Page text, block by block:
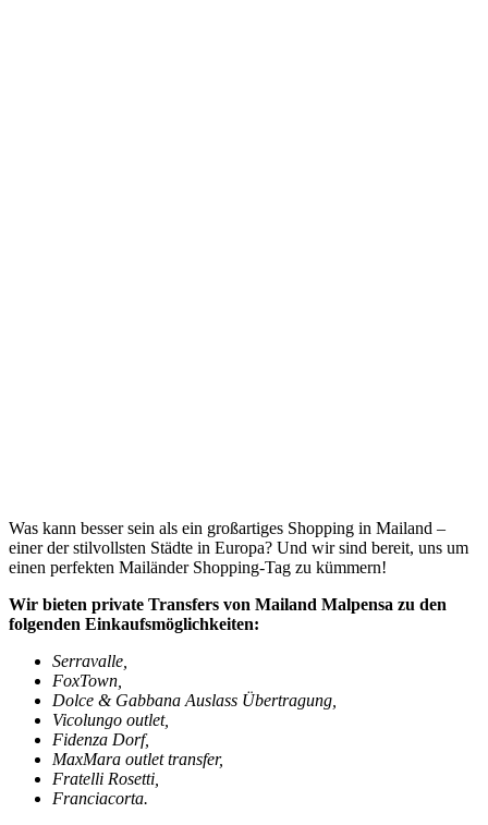
Was kann besser sein als ein großartiges Shopping in Mailand –
einer der stilvollsten Städte in Europa? Und wir sind bereit, uns um
einen perfekten Mailänder Shopping-Tag zu kümmern!
Wir bieten private Transfers von Mailand Malpensa zu den
folgenden Einkaufsmöglichkeiten:
Serravalle,
FoxTown,
Dolce & Gabbana Auslass Übertragung,
Vicolungo outlet,
Fidenza Dorf,
MaxMara outlet transfer,
Fratelli Rosetti,
Franciacorta.